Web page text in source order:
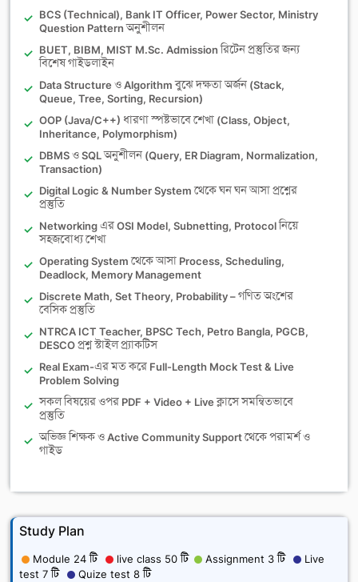
BCS (Technical), Bank IT Officer, Power Sector, Ministry
Question Pattern অনুশীলন
BUET, BIBM, MIST M.Sc. Admission রিটেন প্রস্তুতির জন্য
বিশেষ গাইডলাইন
Data Structure ও Algorithm বুঝে দক্ষতা অর্জন (Stack,
Queue, Tree, Sorting, Recursion)
OOP (Java/C++) ধারণা স্পষ্টভাবে শেখা (Class, Object,
Inheritance, Polymorphism)
DBMS ও SQL অনুশীলন (Query, ER Diagram, Normalization,
Transaction)
Digital Logic & Number System থেকে ঘন ঘন আসা প্রশ্নের
প্রস্তুতি
Networking এর OSI Model, Subnetting, Protocol নিয়ে
সহজবোধ্য শেখা
Operating System থেকে আসা Process, Scheduling,
Deadlock, Memory Management
Discrete Math, Set Theory, Probability – গণিত অংশের
বেসিক প্রস্তুতি
NTRCA ICT Teacher, BPSC Tech, Petro Bangla, PGCB,
DESCO প্রশ্ন স্টাইল প্র্যাকটিস
Real Exam-এর মত করে Full-Length Mock Test & Live
Problem Solving
সকল বিষয়ের ওপর PDF + Video + Live ক্লাসে সমন্বিতভাবে
প্রস্তুতি
অভিজ্ঞ শিক্ষক ও Active Community Support থেকে পরামর্শ ও
গাইড
Study Plan
Module 24 টি live class 50 টি Assignment 3 টি
Live
test 7 টি
Quize test 8 টি